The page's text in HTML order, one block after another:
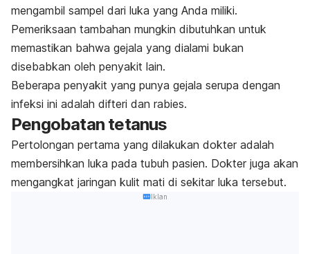
mengambil sampel dari luka yang Anda miliki.
Pemeriksaan tambahan mungkin dibutuhkan untuk
memastikan bahwa gejala yang dialami bukan
disebabkan oleh penyakit lain.
Beberapa penyakit yang punya gejala serupa dengan
infeksi ini adalah difteri dan rabies.
Pengobatan tetanus
Pertolongan pertama yang dilakukan dokter adalah
membersihkan luka pada tubuh pasien. Dokter juga akan
mengangkat jaringan kulit mati di sekitar luka tersebut.
Iklan